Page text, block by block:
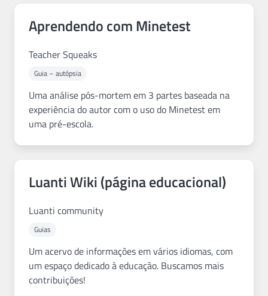
Aprendendo com Minetest
Teacher Squeaks
Guia – autópsia
Uma análise pós-mortem em 3 partes baseada na
experiência do autor com o uso do Minetest em
uma pré-escola.
Luanti Wiki (página educacional)
Luanti community
Guias
Um acervo de informações em vários idiomas, com
um espaço dedicado à educação. Buscamos mais
contribuições!